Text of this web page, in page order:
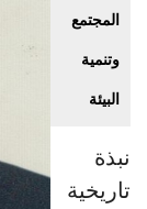
المجتمع
وتنمية
البيئة
نبذة
تاريخية